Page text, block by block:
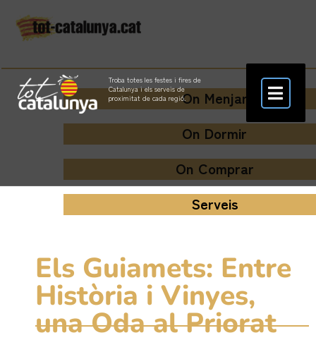
Troba totes les festes i fires de
Catalunya i els serveis de
proximitat de cada regió.On Menjar
On Dormir
On Comprar
Serveis
Els Guiamets: Entre
Història i Vinyes,
una Oda al Priorat